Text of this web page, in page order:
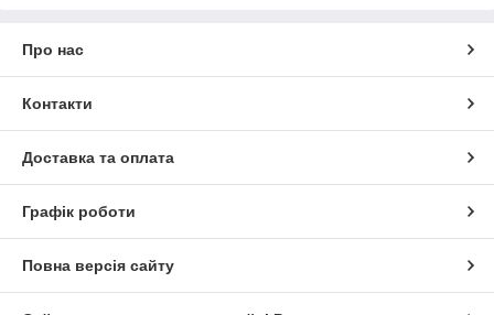
Про нас
Контакти
Доставка та оплата
Графік роботи
Повна версія сайту